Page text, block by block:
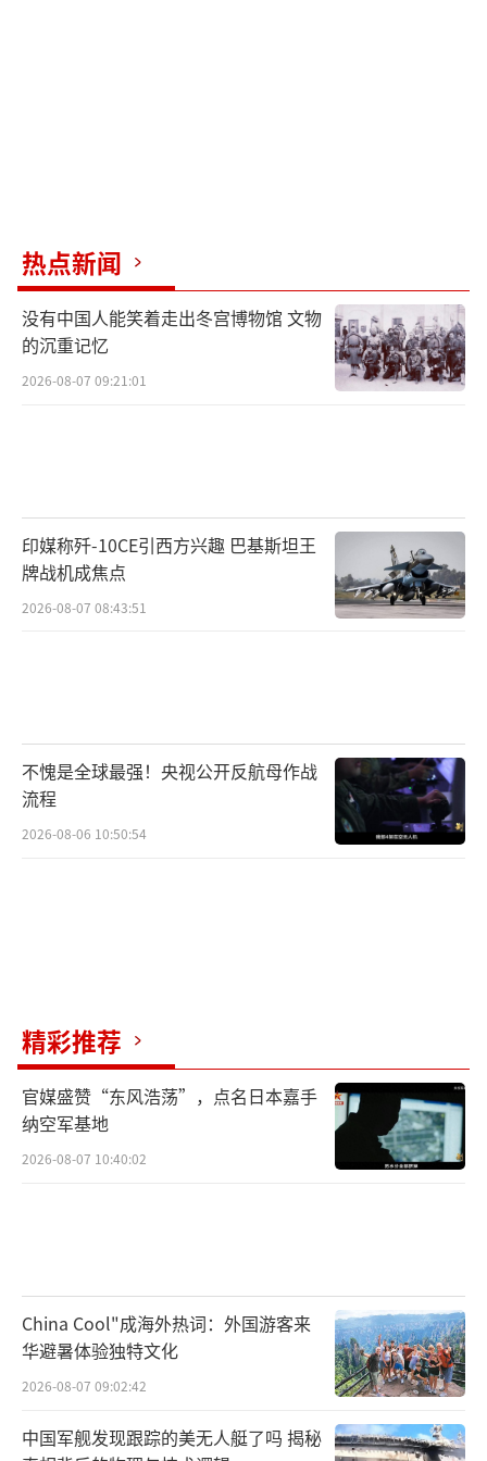
巨大进步，更会对亚太地区的海上力量格局产
生重要影响。国际形势复杂多变，有了这样先
进的航母，不仅能增强国家安全，也有助于地
区稳定。服役时间最有可能是八一建军节。（责
热点新闻
没有中国人能笑着走出冬宫博物馆 文物
的沉重记忆
2026-08-07 09:21:01
印媒称歼-10CE引西方兴趣 巴基斯坦王
牌战机成焦点
2026-08-07 08:43:51
不愧是全球最强！央视公开反航母作战
流程
2026-08-06 10:50:54
精彩推荐
官媒盛赞“东风浩荡”，点名日本嘉手
纳空军基地
2026-08-07 10:40:02
China Cool"成海外热词：外国游客来
华避暑体验独特文化
2026-08-07 09:02:42
中国军舰发现跟踪的美无人艇了吗 揭秘